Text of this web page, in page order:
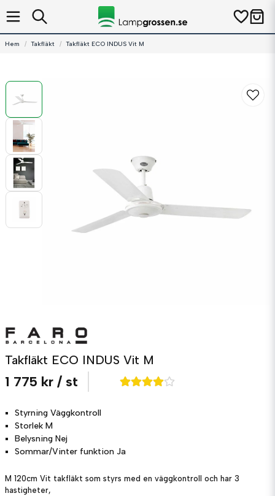
Hem Takfläkt Takfläkt ECO INDUS Vit M
Takfläkt ECO INDUS Vit M
1 775 kr / st
Styrning Väggkontroll
Storlek M
Belysning Nej
Sommar/Vinter funktion Ja
M 120cm Vit takfläkt som styrs med en väggkontroll och har 3
hastigheter,